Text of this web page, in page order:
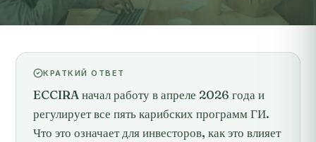
КРАТКИЙ ОТВЕТ
ECCIRA начал работу в апреле 2026 года и
регулирует все пять карибских программ ГИ.
Что это означает для инвесторов, как это влияет